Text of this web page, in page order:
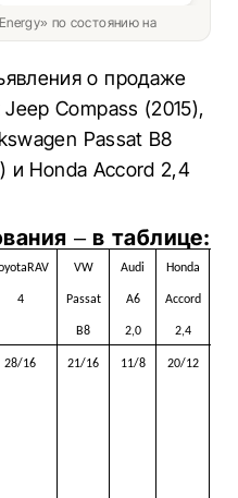
по состоянию на
о продаже
Compass (2015),
Passat B8
и Honda Accord 2,4
– в таблице:
RAV
4
VW
Passat
B8
Audi
A6
2,0
Honda
Accord
2,4
28/16 21/16 11/8 20/12